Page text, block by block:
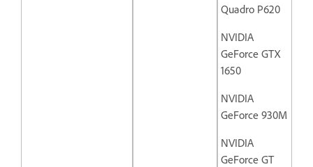
Quadro P620
NVIDIA
GeForce GTX
1650
NVIDIA
GeForce 930M
NVIDIA
GeForce GT